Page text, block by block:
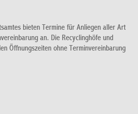
bieten Termine für Anliegen aller Art
an. Die Recyclinghöfe und
Öffnungszeiten ohne Terminvereinbarung